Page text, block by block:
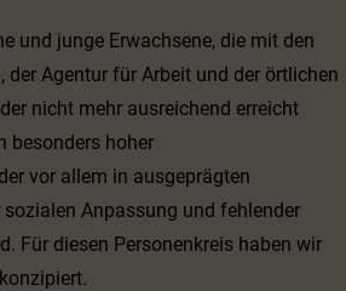
und junge Erwachsene, die mit den
der Agentur für Arbeit und der örtlichen
nicht mehr ausreichend erreicht
besonders hoher
vor allem in ausgeprägten
Anpassung und fehlender
Für diesen Personenkreis haben wir